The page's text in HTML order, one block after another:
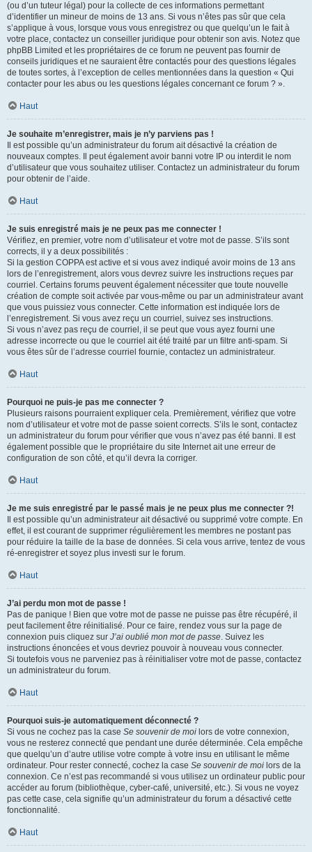
(ou d’un tuteur légal) pour la collecte de ces informations permettant
d’identifier un mineur de moins de 13 ans. Si vous n’êtes pas sûr que cela
s’applique à vous, lorsque vous vous enregistrez ou que quelqu’un le fait à
votre place, contactez un conseiller juridique pour obtenir son avis. Notez que
phpBB Limited et les propriétaires de ce forum ne peuvent pas fournir de
conseils juridiques et ne sauraient être contactés pour des questions légales
de toutes sortes, à l’exception de celles mentionnées dans la question « Qui
contacter pour les abus ou les questions légales concernant ce forum ? ».
Haut
Je souhaite m’enregistrer, mais je n’y parviens pas !
Il est possible qu’un administrateur du forum ait désactivé la création de
nouveaux comptes. Il peut également avoir banni votre IP ou interdit le nom
d’utilisateur que vous souhaitez utiliser. Contactez un administrateur du forum
pour obtenir de l’aide.
Haut
Je suis enregistré mais je ne peux pas me connecter !
Vérifiez, en premier, votre nom d’utilisateur et votre mot de passe. S’ils sont
corrects, il y a deux possibilités :
Si la gestion COPPA est active et si vous avez indiqué avoir moins de 13 ans
lors de l’enregistrement, alors vous devrez suivre les instructions reçues par
courriel. Certains forums peuvent également nécessiter que toute nouvelle
création de compte soit activée par vous-même ou par un administrateur avant
que vous puissiez vous connecter. Cette information est indiquée lors de
l’enregistrement. Si vous avez reçu un courriel, suivez ses instructions.
Si vous n’avez pas reçu de courriel, il se peut que vous ayez fourni une
adresse incorrecte ou que le courriel ait été traité par un filtre anti-spam. Si
vous êtes sûr de l’adresse courriel fournie, contactez un administrateur.
Haut
Pourquoi ne puis-je pas me connecter ?
Plusieurs raisons pourraient expliquer cela. Premièrement, vérifiez que votre
nom d’utilisateur et votre mot de passe soient corrects. S’ils le sont, contactez
un administrateur du forum pour vérifier que vous n’avez pas été banni. Il est
également possible que le propriétaire du site Internet ait une erreur de
configuration de son côté, et qu’il devra la corriger.
Haut
Je me suis enregistré par le passé mais je ne peux plus me connecter ?!
Il est possible qu’un administrateur ait désactivé ou supprimé votre compte. En
effet, il est courant de supprimer régulièrement les membres ne postant pas
pour réduire la taille de la base de données. Si cela vous arrive, tentez de vous
ré-enregistrer et soyez plus investi sur le forum.
Haut
J’ai perdu mon mot de passe !
Pas de panique ! Bien que votre mot de passe ne puisse pas être récupéré, il
peut facilement être réinitialisé. Pour ce faire, rendez vous sur la page de
connexion puis cliquez sur J’ai oublié mon mot de passe. Suivez les
instructions énoncées et vous devriez pouvoir à nouveau vous connecter.
Si toutefois vous ne parveniez pas à réinitialiser votre mot de passe, contactez
un administrateur du forum.
Haut
Pourquoi suis-je automatiquement déconnecté ?
Si vous ne cochez pas la case Se souvenir de moi lors de votre connexion,
vous ne resterez connecté que pendant une durée déterminée. Cela empêche
que quelqu’un d’autre utilise votre compte à votre insu en utilisant le même
ordinateur. Pour rester connecté, cochez la case Se souvenir de moi lors de la
connexion. Ce n’est pas recommandé si vous utilisez un ordinateur public pour
accéder au forum (bibliothèque, cyber-café, université, etc.). Si vous ne voyez
pas cette case, cela signifie qu’un administrateur du forum a désactivé cette
fonctionnalité.
Haut